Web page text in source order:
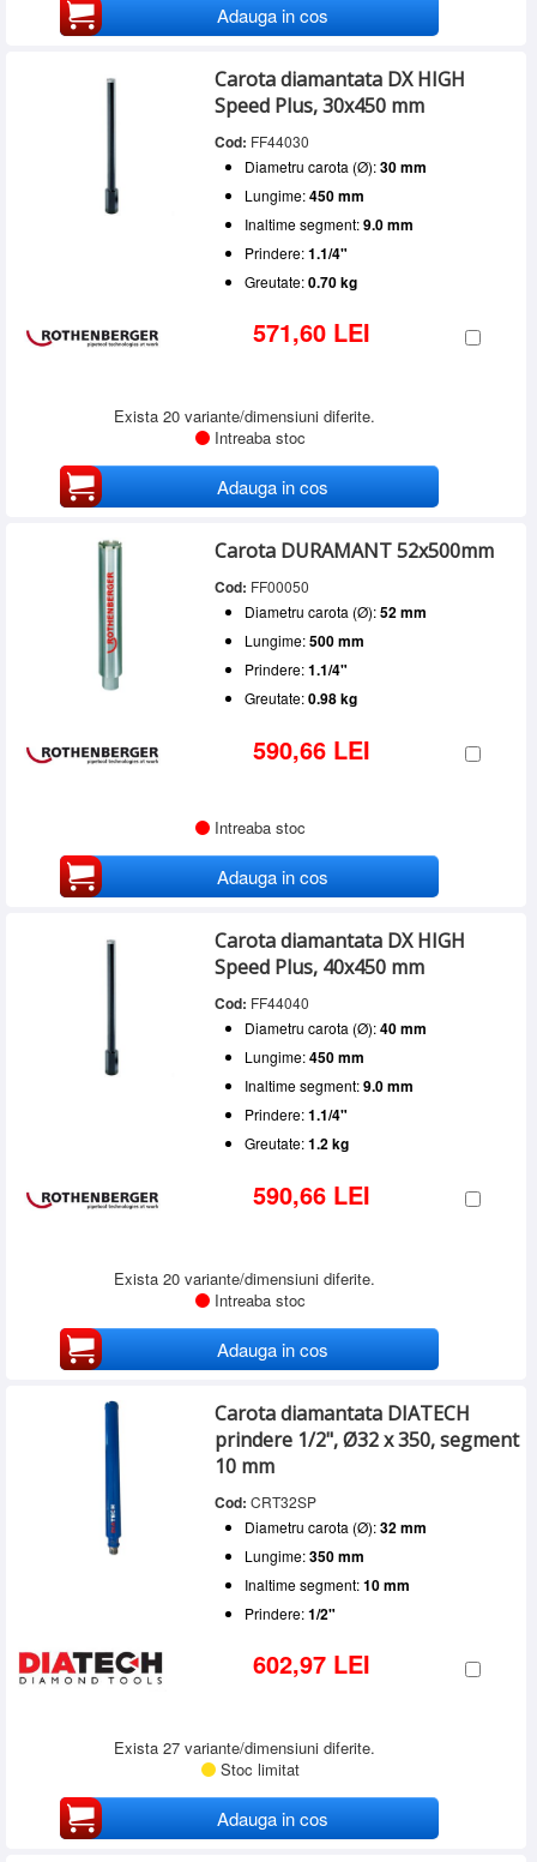
Adauga in cos
Carota diamantata DX HIGH
Speed Plus, 30x450 mm
Cod: FF44030
Diametru carota (Ø):30 mm
Lungime:450 mm
Inaltime segment:9.0 mm
Prindere:1.1/4"
Greutate:0.70 kg
571,60 LEI
Exista 20 variante/dimensiuni diferite.
Intreaba stoc
Adauga in cos
Carota DURAMANT 52x500mm
Cod: FF00050
Diametru carota (Ø):52 mm
Lungime:500 mm
Prindere:1.1/4"
Greutate:0.98 kg
590,66 LEI
Intreaba stoc
Adauga in cos
Carota diamantata DX HIGH
Speed Plus, 40x450 mm
Cod: FF44040
Diametru carota (Ø):40 mm
Lungime:450 mm
Inaltime segment:9.0 mm
Prindere:1.1/4"
Greutate:1.2 kg
590,66 LEI
Exista 20 variante/dimensiuni diferite.
Intreaba stoc
Adauga in cos
Carota diamantata DIATECH
prindere 1/2", Ø32 x 350, segment
10 mm
Cod: CRT32SP
Diametru carota (Ø):32 mm
Lungime:350 mm
Inaltime segment:10 mm
Prindere:1/2"
602,97 LEI
Exista 27 variante/dimensiuni diferite.
Stoc limitat
Adauga in cos